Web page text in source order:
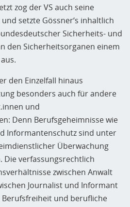
zog der VS auch seine
setzte Gössner‘s inhaltlich
Sicherheits- und
den Sicherheitsorganen einem
den Einzelfall hinaus
besonders auch für andere
und
Denn Berufsgeheimnisse wie
Informantenschutz sind unter
Überwachung
Die verfassungsrechtlich
zwischen Anwalt
Journalist und Informant
und berufliche